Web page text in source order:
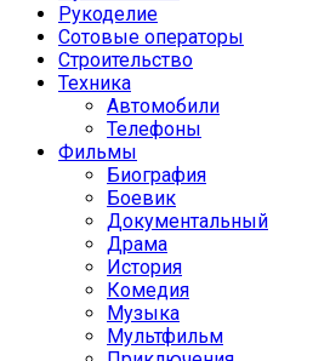
Рукоделие
Сотовые операторы
Строительство
Техника
Автомобили
Телефоны
Фильмы
Биография
Боевик
Документальный
Драма
История
Комедия
Музыка
Мультфильм